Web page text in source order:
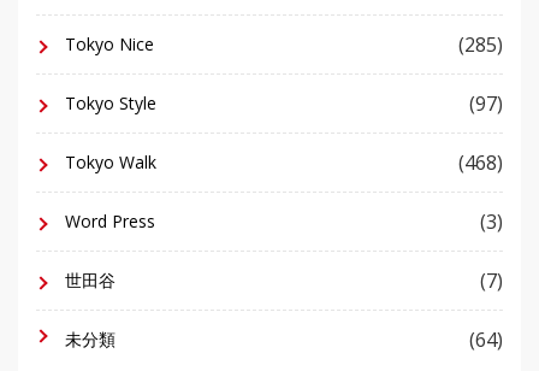
Tokyo Nice (285)
Tokyo Style (97)
Tokyo Walk (468)
Word Press (3)
世田谷 (7)
未分類 (64)